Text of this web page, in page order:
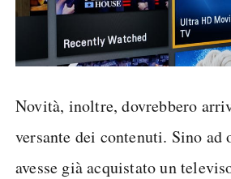
Novità, inoltre, dovrebbero
versante dei contenuti. Sino ad
avesse già acquistato un